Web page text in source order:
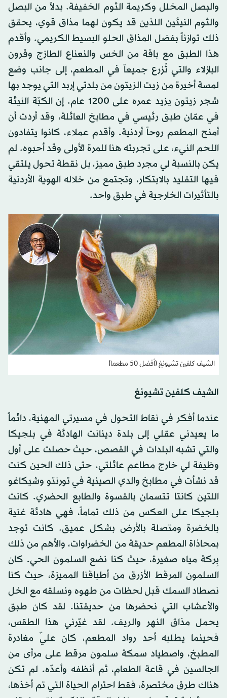
والبصل المخلل وكريمة الثوم الخفيفة. بدلاً من البصل
والثوم النيئين اللذين قد يكون لهما مذاق قوي، يحقق
ذلك توازناً بفضل المذاق الحلو البسيط الكريمي. وأقدم
هذا الطبق مع باقة من الخس والنعناع الطازج وقرون
البازلاء والتي تُزرع جميعاً في المطعم، إلى جانب وضع
لمسة أخيرة من زيت الزيتون من بلدتي إربد التي يوجد بها
شجر زيتون يزيد عمره على 1200 عام. إن الكبّة النيئة
في عمّان طبق رئيسي في مطابخ العائلة، وقد أردت أن
أمنح المطعم روحاً أردنية. وأقدم عملاء، كانوا يتفادون
اللحم النيء، على تجربته هنا للمرة الأولى وقد أحبوه. لم
يكن بالنسبة لي مجرد طبق مميز، بل نقطة تحول يلتقي
فيها التقليد بالابتكار، وتجتمع من خلاله الهوية الأردنية
بالتأثيرات الخارجية في طبق واحد.
الشيف كلفين تشيونغ (أفضل 50 مطعما)
الشيف كلفين تشيونغ
عندما أفكر في نقاط التحول في مسيرتي المهنية، دائماً
ما يعيدني عقلي إلى بلدة دينانت الهادئة في بلجيكا
والتي تشبه البلدات في القصص، حيث حصلت على أول
وظيفة لي خارج مطاعم عائلتي. حتى ذلك الحين كنت
قد نشأت في مطابخ والدي الصينية في تورنتو وشيكاغو
اللتين كانتا تتسمان بالقسوة والطابع الحضري. كانت
بلجيكا على العكس من ذلك تماماً، فهي هادئة غنية
بالخضرة ومتصلة بالأرض بشكل عميق. كانت توجد
بمحاذاة المطعم حديقة من الخضراوات، والأهم من ذلك
بِركة مياه صغيرة، حيث كنا نضع السلمون الحي. كان
السلمون المرقط الأزرق من أطباقنا المميزة، حيث كنا
نصطاد السمك قبل لحظات من طهوه ونسلقه مع الخل
والأعشاب التي نحضرها من حديقتنا. لقد كان طبق
يحمل مذاق النهر والريف. لقد غيّرني هذا الطقس،
فحينما يطلبه أحد رواد المطعم، كان عليّ مغادرة
المطبخ، واصطياد سمكة سلمون مرقط على مرأى من
الجالسين في قاعة الطعام، ثم أنظفه وأعدّه. لم تكن
هناك طرق مختصرة، فقط احترام الحياة التي تم أخذها،